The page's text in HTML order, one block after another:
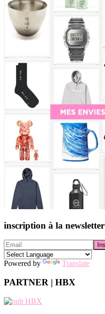
inscription à la newsletter
Powered by Translate
PARTNER | HBX